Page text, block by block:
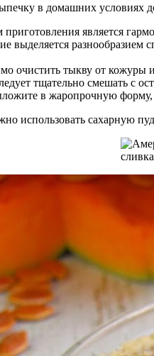
в домашних условиях
является
выделяется
очистить тыкву от кожуры
тщательно смешать с
в жаропрочную
использовать сахарную